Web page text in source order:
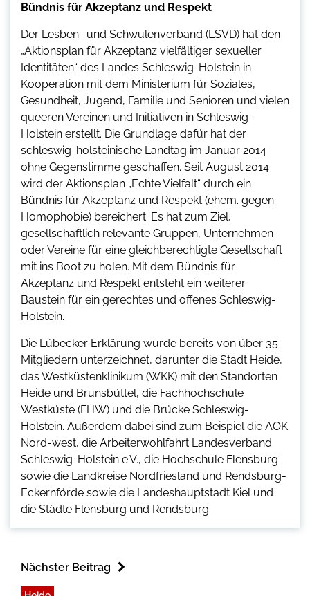
Bündnis für Akzeptanz und Respekt
Der Lesben- und Schwulenverband (LSVD) hat den
„Aktionsplan für Akzeptanz vielfältiger sexueller
Identitäten“ des Landes Schleswig-Holstein in
Kooperation mit dem Ministerium für Soziales,
Gesundheit, Jugend, Familie und Senioren und vielen
queeren Vereinen und Initiativen in Schleswig-
Holstein erstellt. Die Grundlage dafür hat der
schleswig-holsteinische Landtag im Januar 2014
ohne Gegenstimme geschaffen. Seit August 2014
wird der Aktionsplan „Echte Vielfalt“ durch ein
Bündnis für Akzeptanz und Respekt (ehem. gegen
Homophobie) bereichert. Es hat zum Ziel,
gesellschaftlich relevante Gruppen, Unternehmen
oder Vereine für eine gleichberechtigte Gesellschaft
mit ins Boot zu holen. Mit dem Bündnis für
Akzeptanz und Respekt entsteht ein weiterer
Baustein für ein gerechtes und offenes Schleswig-
Holstein.
Die Lübecker Erklärung wurde bereits von über 35
Mitgliedern unterzeichnet, darunter die Stadt Heide,
das Westküstenklinikum (WKK) mit den Standorten
Heide und Brunsbüttel, die Fachhochschule
Westküste (FHW) und die Brücke Schleswig-
Holstein. Außerdem dabei sind zum Beispiel die AOK
Nord-west, die Arbeiterwohlfahrt Landesverband
Schleswig-Holstein e.V., die Hochschule Flensburg
sowie die Landkreise Nordfriesland und Rendsburg-
Eckernförde sowie die Landeshauptstadt Kiel und
die Städte Flensburg und Rendsburg.
Nächster Beitrag